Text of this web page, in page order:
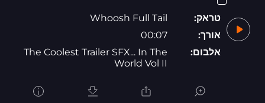
טראק:
Whoosh Full Tail
אורך:
00:07
אלבום:
The Coolest Trailer SFX... In The
World Vol II